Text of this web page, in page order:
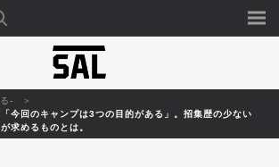
-
「今回のキャンプは3つの目的がある」。招集歴の少ない
求めるものとは。